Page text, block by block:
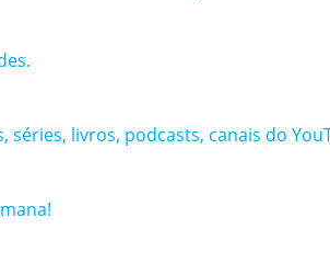
livros, podcasts, canais do